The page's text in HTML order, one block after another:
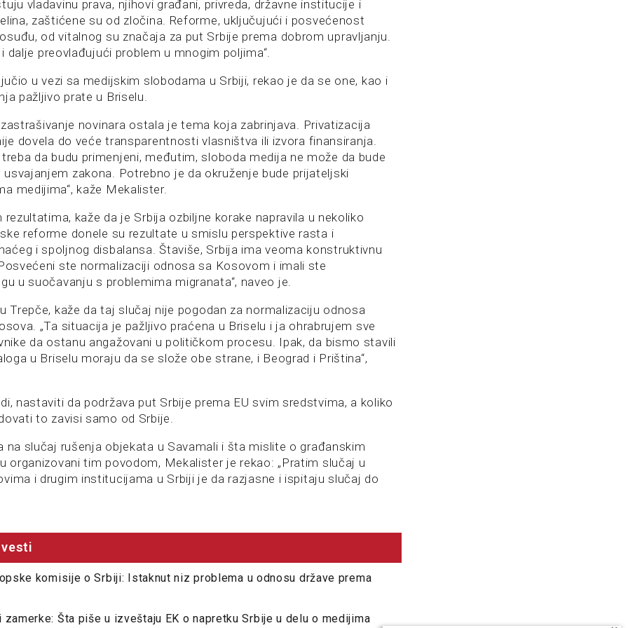
vladavinu prava, njihovi građani, privreda, državne institucije i
zaštićene su od zločina. Reforme, uključujući i posvećenost
od vitalnog su značaja za put Srbije prema dobrom upravljanju.
dalje preovlađujući problem u mnogim poljima“.
u vezi sa medijskim slobodama u Srbiji, rekao je da se one, kao i
pažljivo prate u Briselu.
novinara ostala je tema koja zabrinjava. Privatizacija
dovela do veće transparentnosti vlasništva ili izvora finansiranja.
da budu primenjeni, međutim, sloboda medija ne može da bude
zakona. Potrebno je da okruženje bude prijateljski
medijima“, kaže Mekalister.
rezultatima, kaže da je Srbija ozbiljne korake napravila u nekoliko
reforme donele su rezultate u smislu perspektive rasta i
i spoljnog disbalansa. Štaviše, Srbija ima veoma konstruktivnu
ste normalizaciji odnosa sa Kosovom i imali ste
u suočavanju s problemima migranata“, naveo je.
Trepče, kaže da taj slučaj nije pogodan za normalizaciju odnosa
„Ta situacija je pažljivo praćena u Briselu i ja ohrabrujem sve
da ostanu angažovani u političkom procesu. Ipak, da bismo stavili
u Briselu moraju da se slože obe strane, i Beograd i Priština“,
nastaviti da podržava put Srbije prema EU svim sredstvima, a koliko
to zavisi samo od Srbije.
na slučaj rušenja objekata u Savamali i šta mislite o građanskim
organizovani tim povodom, Mekalister je rekao: „Pratim slučaj u
i drugim institucijama u Srbiji je da razjasne i ispitaju slučaj do
vesti
komisije o Srbiji: Istaknut niz problema u odnosu države prema
zamerke: Šta piše u izveštaju EK o napretku Srbije u delu o medijima